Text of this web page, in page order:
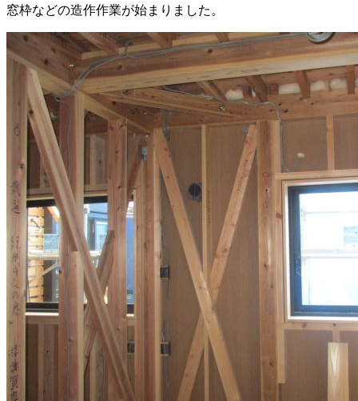
窓枠などの造作作業が始まりました。